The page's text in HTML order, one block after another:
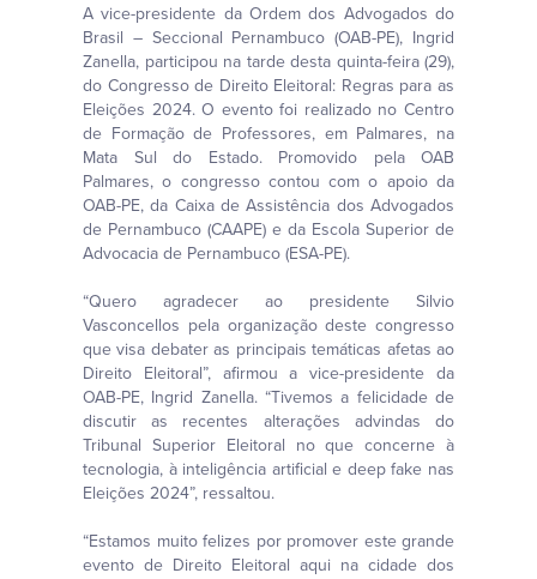
A vice-presidente da Ordem dos Advogados do
Brasil – Seccional Pernambuco (OAB-PE), Ingrid
Zanella, participou na tarde desta quinta-feira (29),
do Congresso de Direito Eleitoral: Regras para as
Eleições 2024. O evento foi realizado no Centro
de Formação de Professores, em Palmares, na
Mata Sul do Estado. Promovido pela OAB
Palmares, o congresso contou com o apoio da
OAB-PE, da Caixa de Assistência dos Advogados
de Pernambuco (CAAPE) e da Escola Superior de
Advocacia de Pernambuco (ESA-PE).
“Quero agradecer ao presidente Silvio
Vasconcellos pela organização deste congresso
que visa debater as principais temáticas afetas ao
Direito Eleitoral”, afirmou a vice-presidente da
OAB-PE, Ingrid Zanella. “Tivemos a felicidade de
discutir as recentes alterações advindas do
Tribunal Superior Eleitoral no que concerne à
tecnologia, à inteligência artificial e deep fake nas
Eleições 2024”, ressaltou.
“Estamos muito felizes por promover este grande
evento de Direito Eleitoral aqui na cidade dos